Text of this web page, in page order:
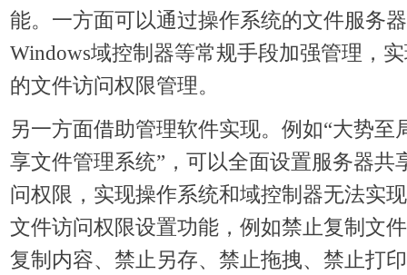
能。一方面可以通过操作系统的文件服务
Windows域控制器等常规手段加强管理，
的文件访问权限管理。
另一方面借助管理软件实现。例如“大势至
享文件管理系统”，可以全面设置服务器共
问权限，实现操作系统和域控制器无法实
文件访问权限设置功能，例如禁止复制文
复制内容、禁止另存、禁止拖拽、禁止打